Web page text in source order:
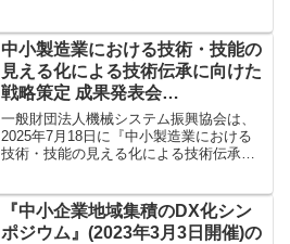
中小製造業における技術・技能の
見える化による技術伝承に向けた
戦略策定 成果発表会
（2025/7/18(金)13:30開始、オン
ライン開催）
一般財団法人機械システム振興協会は、
2025年7月18日に『中小製造業における
技術・技能の見える化による技術伝承に
ておりますので、この機会に是非ご参加
ください。
『中小企業地域集積のDX化シン
ポジウム』(2023年3月3日開催)の